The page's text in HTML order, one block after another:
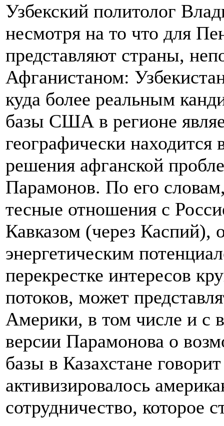
Узбекский политолог
несмотря на то что для
представляют страны,
Афганистаном:
куда более реальным
базы США в регионе
географически
решения афганской
Парамонов. По его
тесные отношения с
Кавказом (через
энергетическим
перекрестке интересов
потоков, может
Америки, в том числе и с
версии Парамонова о
базы в Казахстане
активизировалось
сотрудничество, которое